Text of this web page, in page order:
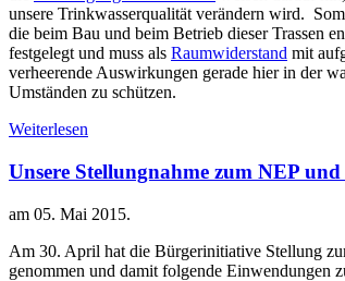
unsere Trinkwasserqualität verändern wird.
die beim Bau und beim Betrieb dieser Trassen
festgelegt und muss als Raumwiderstand mit
verheerende Auswirkungen gerade hier in der
Umständen zu schützen.
Weiterlesen
Unsere Stellungnahme zum NEP
am 05. Mai 2015.
Am 30. April hat die Bürgerinitiative Stellung
genommen und damit folgende Einwendungen